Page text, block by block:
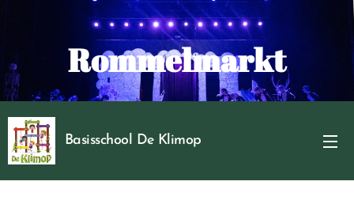
Basisschool De Klimop
Rommelmarkt